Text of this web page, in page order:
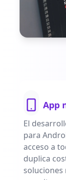
App
El
para
acceso a
duplica